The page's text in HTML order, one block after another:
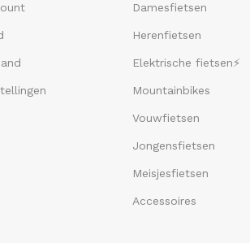
Damesfietsen
Herenfietsen
Elektrische fietsen⚡
Mountainbikes
Vouwfietsen
Jongensfietsen
Meisjesfietsen
Accessoires